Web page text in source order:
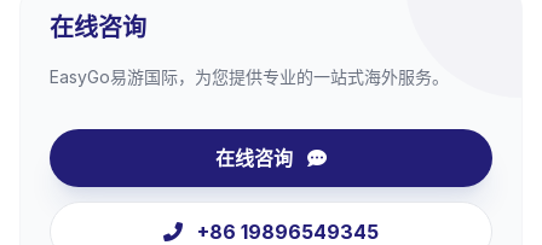
在线咨询
EasyGo易游国际，为您提供专业的一站式海外服务。
在线咨询
+86 19896549345